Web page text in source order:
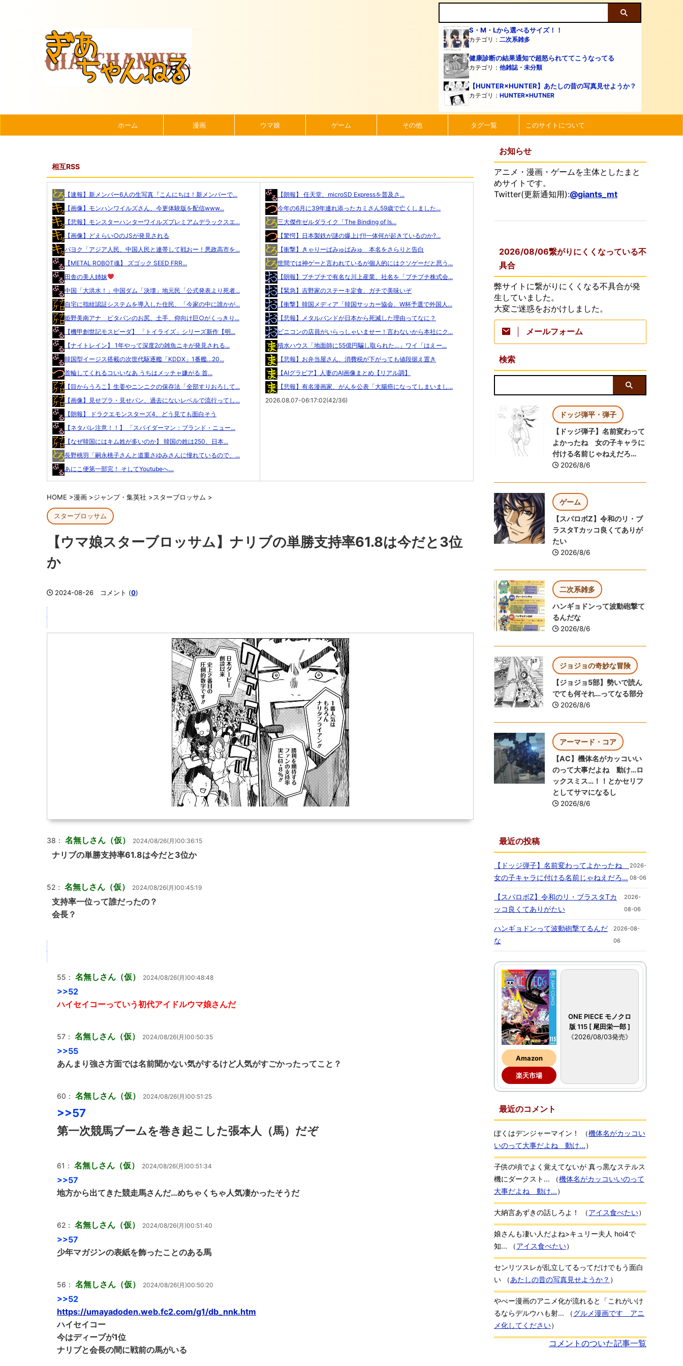
S・M・Lから選べるサイズ！！
カテゴリ： 二次系雑多
健康診断の結果通知で超怒られててこうなってる
カテゴリ： 他雑誌・未分類
【HUNTER×HUNTER】あたしの昔の写真見せようか？
カテゴリ： HUNTER×HUTNER
ホーム 漫画 ウマ娘 ゲーム その他 タグ一覧 このサイトについて
相互RSS
【速報】新メンバー6人の生写真『こんにちは！新メンバーで...
【画像】モンハンワイルズさん、今更体験版を配信www...
【悲報】モンスターハンターワイルズプレミアムデラックスエ...
【画像】どえらい○のJSが発見される
パヨク「アジア人民、中国人民と連帯して戦おー！悪政高市を...
【METAL ROBOT魂】 ズゴック SEED FRR...
田舎の美人姉妹
中国「大洪水！」中国ダム「決壊」地元民「公式発表より死者...
自宅に指紋認証システムを導入した住民、「今家の中に誰かが...
姫野美南アナ ピタパンのお尻、土手、仰向け巨○がくっきり...
【機甲創世記モスピーダ】 「トイライズ」シリーズ新作【明...
【ナイトレイン】 1年やって深度2の雑魚ニキが発見される...
韓国型イージス搭載の次世代駆逐艦「KDDX」1番艦…20...
首輪してくれるコいいなあ うちはメッチャ嫌がる 首...
【目からうろこ】生姜やニンニクの保存法「全部すりおろして...
【画像】見せブラ・見せパン、過去にないレベルで流行ってし...
【朗報】 ドラクエモンスターズ4、どう見ても面白そう
【ネタバレ注意！！】 「スパイダーマン：ブランド・ニュー...
【なぜ韓国にはキム姓が多いのか】 韓国の姓は250、日本...
長野桃羽「嗣永桃子さんと道重さゆみさんに憧れているので、...
あにこ便第一部完！ そしてYoutubeへ…
【朗報】 任天堂、microSD Expressを普及さ...
今年の6月に39年連れ添ったカミさん59歳で亡くしました...
三大傑作ゼルダライク「The Binding of Is...
【驚愕】日本製鉄が謎の爆上げ!!一体何が起きているのか?...
【衝撃】きゃりーぱみゅぱみゅ 本名をさらりと告白
世間では神ゲーと言われているが個人的にはクソゲーだと思う...
【朗報】プチプチで有名な川上産業、社名を「プチプチ株式会...
【緊急】吉野家のステーキ定食、ガチで美味いぞ
【衝撃】韓国メディア「韓国サッカー協会、W杯予選で外国人...
【悲報】メタルバンドが日本から死滅した理由ってなに？
ビニコンの店員がいらっしゃいませー！言わないから本社にク...
積水ハウス「地面師に55億円騙し取られた…」ワイ「はえー...
【悲報】お弁当屋さん、消費税が下がっても値段据え置き
【AIグラビア】人妻のAI画像まとめ【リアル調】
【悲報】有名漫画家、がんを公表「大腸癌になってしまいまし...
2026.08.07-06:17:02(42/36)
HOME >漫画 >ジャンプ・集英社 >スターブロッサム >
スターブロッサム
【ウマ娘スターブロッサム】ナリブの単勝支持率61.8は今だと3位
か
2024-08-26 コメント (0)
38： 名無しさん（仮） 2024/08/26(月)00:36:15
ナリブの単勝支持率61.8は今だと3位か
52： 名無しさん（仮） 2024/08/26(月)00:45:19
支持率一位って誰だったの？
会長？
55： 名無しさん（仮） 2024/08/26(月)00:48:48
>>52
ハイセイコーっていう初代アイドルウマ娘さんだ
57： 名無しさん（仮） 2024/08/26(月)00:50:35
>>55
あんまり強さ方面では名前聞かない気がするけど人気がすごかったってこと？
60： 名無しさん（仮） 2024/08/26(月)00:51:25
>>57
第一次競馬ブームを巻き起こした張本人（馬）だぞ
61： 名無しさん（仮） 2024/08/26(月)00:51:34
>>57
地方から出てきた競走馬さんだ…めちゃくちゃ人気凄かったそうだ
62： 名無しさん（仮） 2024/08/26(月)00:51:40
>>57
少年マガジンの表紙を飾ったことのある馬
56： 名無しさん（仮） 2024/08/26(月)00:50:20
>>52
https://umayadoden.web.fc2.com/g1/db_nnk.htm
ハイセイコー
今はディープが1位
ナリブと会長の間に戦前の馬がいる
お知らせ
アニメ・漫画・ゲームを主体としたまと
めサイトです。
Twitter(更新通知用):@giants_mt
2026/08/06繋がりにくくなっている不
具合
弊サイトに繋がりにくくなる不具合が発
生していました。
大変ご迷惑をおかけしました。
メールフォーム
検索
ドッジ弾平・弾子
【ドッジ弾子】名前変わって
よかったね 女の子キャラに
付ける名前じゃねえだろ…
2026/8/6
ゲーム
【スパロボZ】令和のリ・ブ
ラスタTカッコ良くてありが
たい
2026/8/6
二次系雑多
ハンギョドンって波動砲撃て
るんだな
2026/8/6
ジョジョの奇妙な冒険
【ジョジョ5部】勢いで読ん
でても何それ…ってなる部分
2026/8/6
アーマード・コア
【AC】機体名がカッコいい
のって大事だよね 動け…ロ
ックスミス…！！とかセリフ
としてサマになるし
2026/8/6
最近の投稿
【ドッジ弾子】名前変わってよかったね
女の子キャラに付ける名前じゃねえだろ…
2026-
08-06
【スパロボZ】令和のリ・ブラスタTカ
ッコ良くてありがたい
2026-
08-06
ハンギョドンって波動砲撃てるんだ
な
2026-08-
06
Amazon
楽天市場
ONE PIECE モノクロ
版 115 [ 尾田栄一郎 ]
《2026/08/03発売》
最近のコメント
ぼくはデンジャーマイン！ （機体名がカッコい
いのって大事だよね 動け...）
子供の頃でよく覚えてないが 真っ黒なステルス
機にダークスト...
（機体名がカッコいいのって
大事だよね 動け...）
大納言あずきの話しろよ！ （アイス食べたい）
娘さんも凄い人だよね>キュリー夫人 hoi4で
知...
（アイス食べたい）
センリツスレが乱立してるってだけでもう面白
い
（あたしの昔の写真見せようか？ ）
やべー漫画のアニメ化が流れると「これがいけ
るならデルウハも射...
（グルメ漫画です アニ
メ化してください）
コメントのついた記事一覧